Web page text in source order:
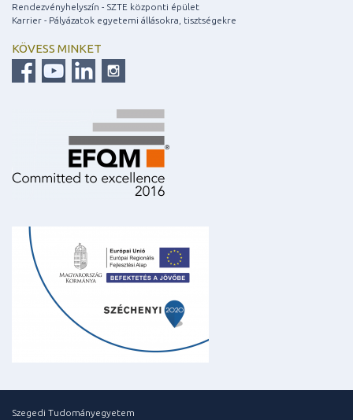
Rendezvényhelyszín - SZTE központi épület
Karrier - Pályázatok egyetemi állásokra, tisztségekre
KÖVESS MINKET
Szegedi Tudományegyetem